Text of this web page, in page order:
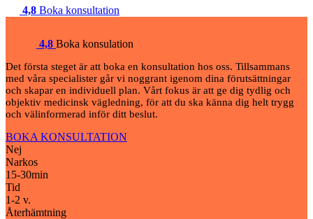
4,8 Boka konsultation
4,8 Boka konsulation
Det första steget är att boka en konsultation hos oss. Tillsammans
med våra specialister går vi noggrant igenom dina förutsättningar
och skapar en individuell plan. Vårt fokus är att ge dig tydlig och
objektiv medicinsk vägledning, för att du ska känna dig helt trygg
och välinformerad inför ditt beslut.
BOKA KONSULTATION
Nej
Narkos
15-30min
Tid
1-2 v.
Återhämtning